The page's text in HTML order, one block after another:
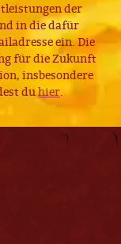
der
in die dafür
ein. Die
für die Zukunft
insbesondere
duhier.